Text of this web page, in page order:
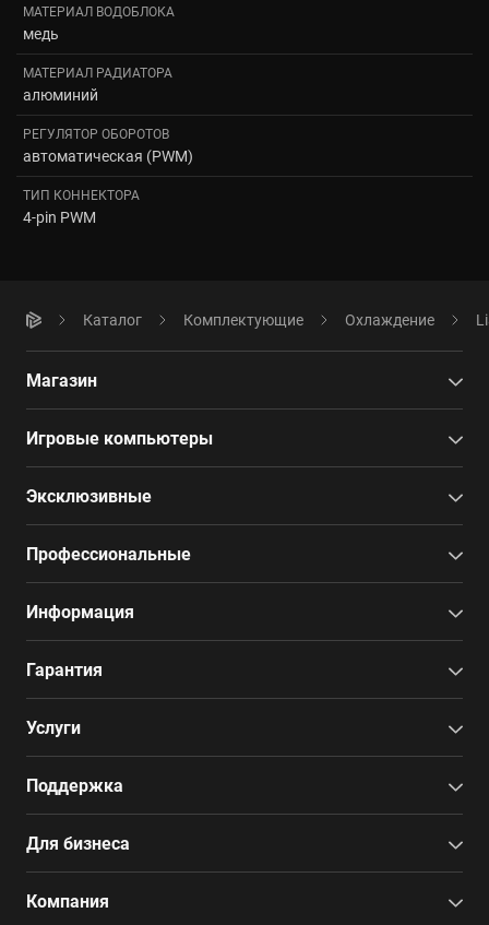
МАТЕРИАЛ ВОДОБЛОКА
медь
МАТЕРИАЛ РАДИАТОРА
алюминий
РЕГУЛЯТОР ОБОРОТОВ
автоматическая (PWM)
ТИП КОННЕКТОРА
4-pin PWM
Каталог Комплектующие Охлаждение
Магазин
Игровые компьютеры
Эксклюзивные
Профессиональные
Информация
Гарантия
Услуги
Поддержка
Для бизнеса
Компания